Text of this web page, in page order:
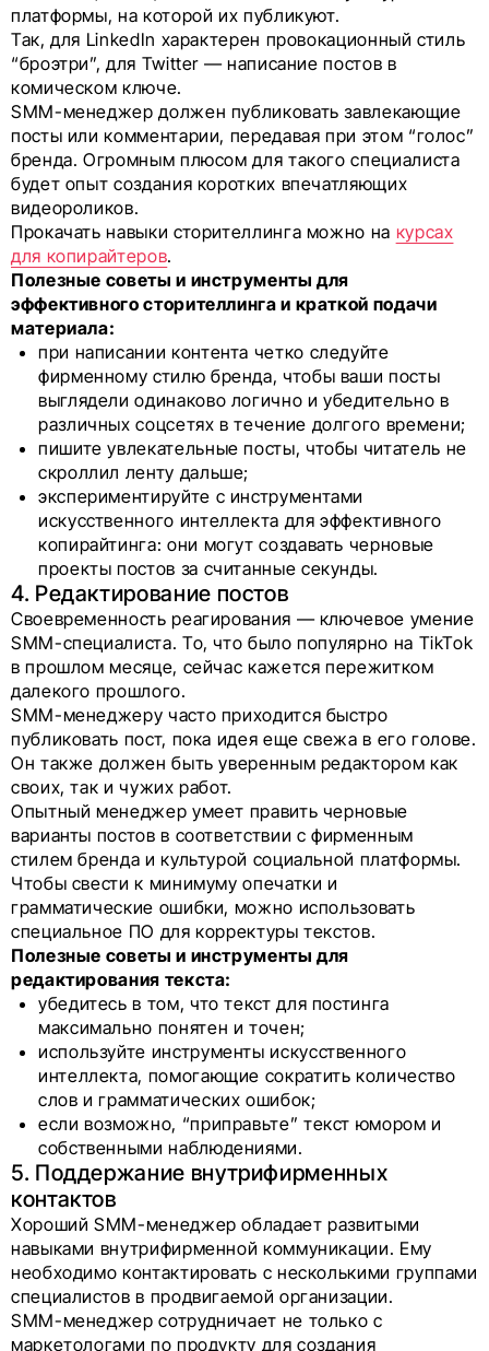
платформы, на которой их публикуют.
Так, для LinkedIn характерен провокационный стиль
“броэтри”, для Twitter — написание постов в
комическом ключе.
SMM-менеджер должен публиковать завлекающие
посты или комментарии, передавая при этом “голос”
бренда. Огромным плюсом для такого специалиста
будет опыт создания коротких впечатляющих
видеороликов.
Прокачать навыки сторителлинга можно на курсах
для копирайтеров.
Полезные советы и инструменты для
эффективного сторителлинга и краткой подачи
материала:
при написании контента четко следуйте
фирменному стилю бренда, чтобы ваши посты
выглядели одинаково логично и убедительно в
различных соцсетях в течение долгого времени;
пишите увлекательные посты, чтобы читатель не
скроллил ленту дальше;
экспериментируйте с инструментами
искусственного интеллекта для эффективного
копирайтинга: они могут создавать черновые
проекты постов за считанные секунды.
4. Редактирование постов
Своевременность реагирования — ключевое умение
SMM-специалиста. То, что было популярно на TikTok
в прошлом месяце, сейчас кажется пережитком
далекого прошлого.
SMM-менеджеру часто приходится быстро
публиковать пост, пока идея еще свежа в его голове.
Он также должен быть уверенным редактором как
своих, так и чужих работ.
Опытный менеджер умеет править черновые
варианты постов в соответствии с фирменным
стилем бренда и культурой социальной платформы.
Чтобы свести к минимуму опечатки и
грамматические ошибки, можно использовать
специальное ПО для корректуры текстов.
Полезные советы и инструменты для
редактирования текста:
убедитесь в том, что текст для постинга
максимально понятен и точен;
используйте инструменты искусственного
интеллекта, помогающие сократить количество
слов и грамматических ошибок;
если возможно, “приправьте” текст юмором и
собственными наблюдениями.
5. Поддержание внутрифирменных
контактов
Хороший SMM-менеджер обладает развитыми
навыками внутрифирменной коммуникации. Ему
необходимо контактировать с несколькими группами
специалистов в продвигаемой организации.
SMM-менеджер сотрудничает не только с
маркетологами по продукту для создания